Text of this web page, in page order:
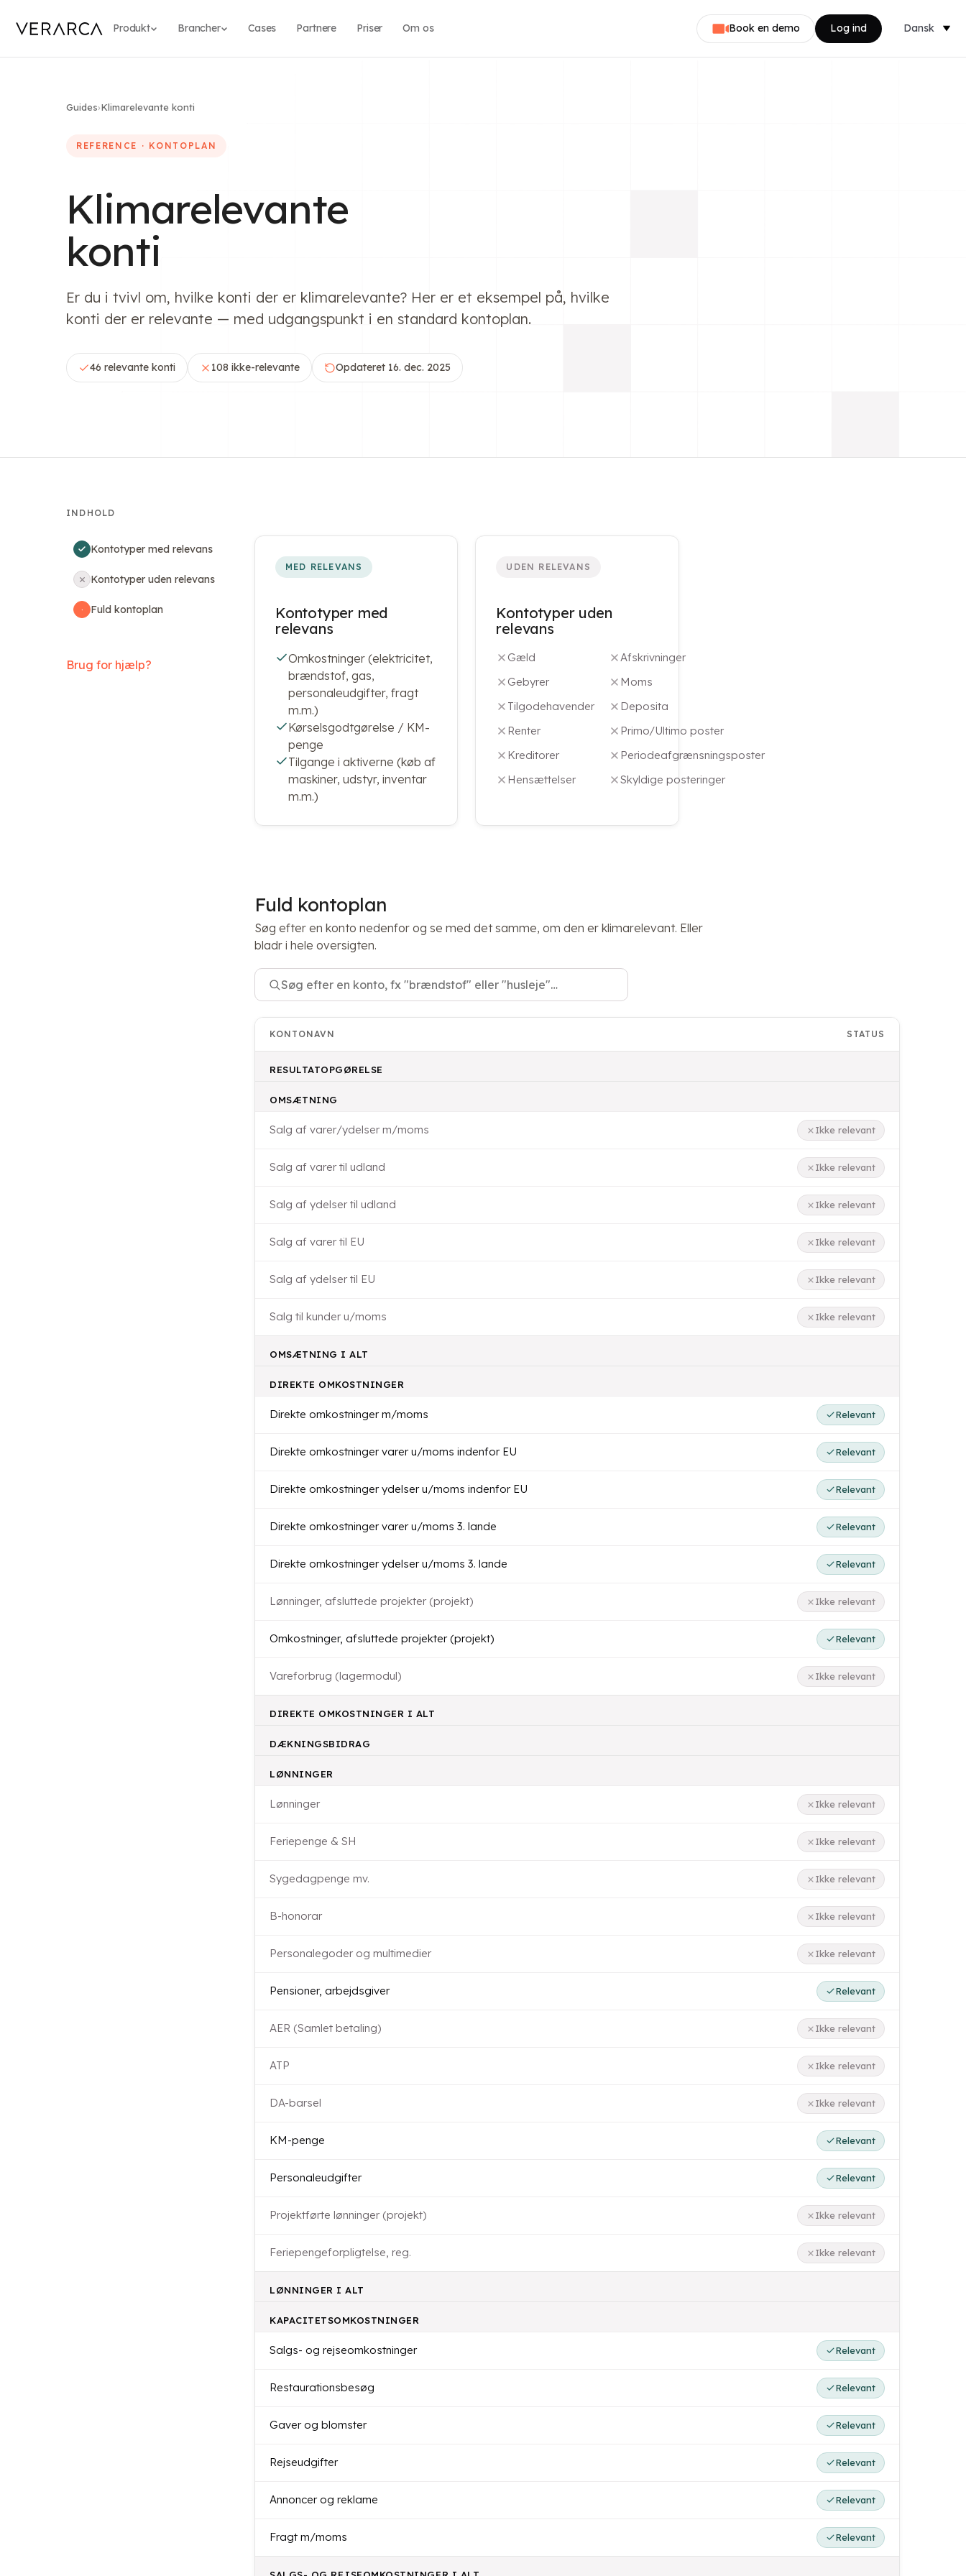
Produkt Brancher Cases Partnere Priser Om os Book en demo Log ind
Dansk
Guides›Klimarelevante konti
REFERENCE · KONTOPLAN
Klimarelevante
konti
Er du i tvivl om, hvilke konti der er klimarelevante? Her er et eksempel på, hvilke
konti der er relevante — med udgangspunkt i en standard kontoplan.
46 relevante konti 108 ikke-relevante Opdateret 16. dec. 2025
INDHOLD
Kontotyper med relevans
Kontotyper uden relevans
· Fuld kontoplan
Brug for hjælp?
MED RELEVANS
Kontotyper med
relevans
Omkostninger (elektricitet,
brændstof, gas,
personaleudgifter, fragt
m.m.)
Kørselsgodtgørelse / KM-
penge
Tilgange i aktiverne (køb af
maskiner, udstyr, inventar
m.m.)
UDEN RELEVANS
Kontotyper uden
relevans
Gæld
Afskrivninger
Gebyrer
Moms
Tilgodehavender
Deposita
Renter
Primo/Ultimo poster
Kreditorer
Periodeafgrænsningsposter
Hensættelser
Skyldige posteringer
Fuld kontoplan
Søg efter en konto nedenfor og se med det samme, om den er klimarelevant. Eller
bladr i hele oversigten.
KONTONAVN STATUS
RESULTATOPGØRELSE
OMSÆTNING
Salg af varer/ydelser m/moms Ikke relevant
Salg af varer til udland Ikke relevant
Salg af ydelser til udland Ikke relevant
Salg af varer til EU Ikke relevant
Salg af ydelser til EU Ikke relevant
Salg til kunder u/moms Ikke relevant
OMSÆTNING I ALT
DIREKTE OMKOSTNINGER
Direkte omkostninger m/moms Relevant
Direkte omkostninger varer u/moms indenfor EU Relevant
Direkte omkostninger ydelser u/moms indenfor EU Relevant
Direkte omkostninger varer u/moms 3. lande Relevant
Direkte omkostninger ydelser u/moms 3. lande Relevant
Lønninger, afsluttede projekter (projekt) Ikke relevant
Omkostninger, afsluttede projekter (projekt) Relevant
Vareforbrug (lagermodul) Ikke relevant
DIREKTE OMKOSTNINGER I ALT
DÆKNINGSBIDRAG
LØNNINGER
Lønninger Ikke relevant
Feriepenge & SH Ikke relevant
Sygedagpenge mv. Ikke relevant
B-honorar Ikke relevant
Personalegoder og multimedier Ikke relevant
Pensioner, arbejdsgiver Relevant
AER (Samlet betaling) Ikke relevant
ATP Ikke relevant
DA-barsel Ikke relevant
KM-penge Relevant
Personaleudgifter Relevant
Projektførte lønninger (projekt) Ikke relevant
Feriepengeforpligtelse, reg. Ikke relevant
LØNNINGER I ALT
KAPACITETSOMKOSTNINGER
Salgs- og rejseomkostninger Relevant
Restaurationsbesøg Relevant
Gaver og blomster Relevant
Rejseudgifter Relevant
Annoncer og reklame Relevant
Fragt m/moms Relevant